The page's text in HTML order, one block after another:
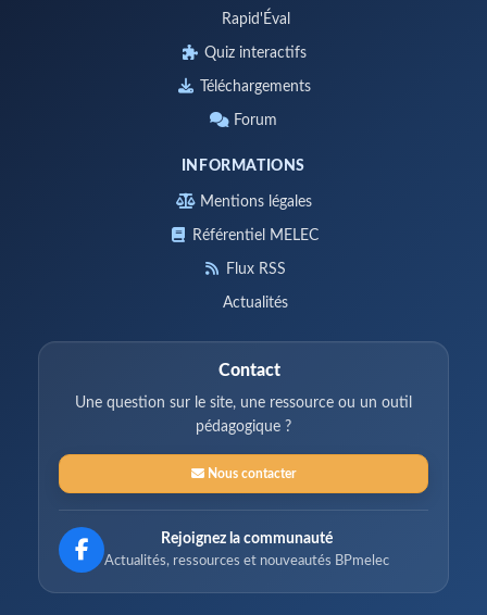
Rapid'Éval
Quiz interactifs
Téléchargements
Forum
INFORMATIONS
Mentions légales
Référentiel MELEC
Flux RSS
Actualités
Contact
Une question sur le site, une ressource ou un outil
pédagogique ?
Nous contacter
Rejoignez la communauté
Actualités, ressources et nouveautés BPmelec